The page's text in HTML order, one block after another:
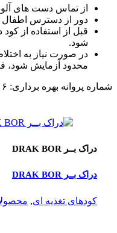
از تماس دست هاى
دور از دسترس اطفال
قبل از استفاده از
شود.
در صورت نیاز به
محدود آزمایش شود،
شماره پروانه بهره برداری: ۱۷۵۰۶
دراک بــر DRAK BOR
دراک بــر DRAK BOR
کودهای تغذیه ای,